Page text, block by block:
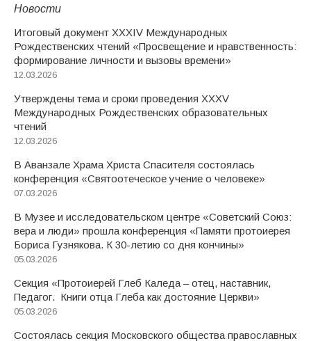
Новости
Итоговый документ XXХIV Международных
Рождественских чтений «Просвещение и нравственность:
формирование личности и вызовы времени»
12.03.2026
Утверждены тема и сроки проведения XXXV
Международных Рождественских образовательных
чтений
12.03.2026
В Аванзале Храма Христа Спасителя состоялась
конференция «Святоотеческое учение о человеке»
07.03.2026
В Музее и исследовательском центре «Советский Союз:
вера и люди» прошла конференция «Памяти протоиерея
Бориса Гузнякова. К 30-летию со дня кончины»
05.03.2026
Секция «Протоиерей Глеб Каледа – отец, наставник,
Педагог. Книги отца Глеба как достояние Церкви»
05.03.2026
Состоялась секция Московского общества православных